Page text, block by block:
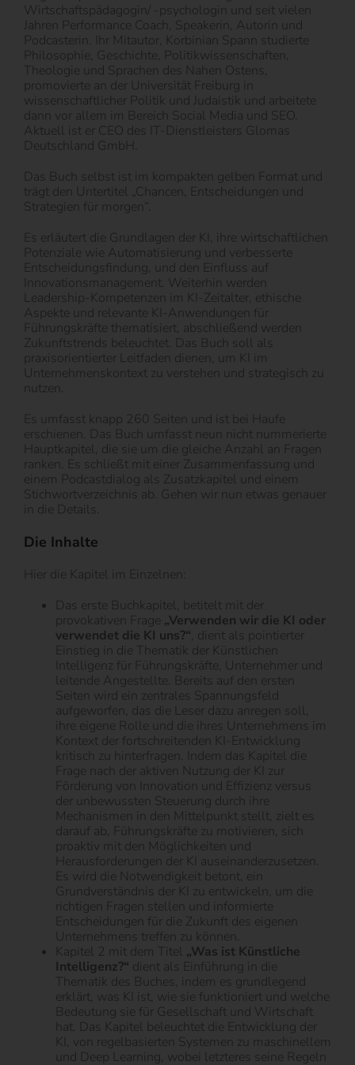
Wirtschaftspädagogin/ -psychologin und seit vielen
Jahren Performance Coach, Speakerin, Autorin und
Podcasterin. Ihr Mitautor, Korbinian Spann studierte
Philosophie, Geschichte, Politikwissenschaften,
Theologie und Sprachen des Nahen Ostens,
promovierte an der Universität Freiburg in
wissenschaftlicher Politik und Judaistik und arbeitete
dann vor allem im Bereich Social Media und SEO.
Aktuell ist er CEO des IT-Dienstleisters Glomas
Deutschland GmbH.
Das Buch selbst ist im kompakten gelben Format und
trägt den Untertitel „Chancen, Entscheidungen und
Strategien für morgen“.
Es erläutert die Grundlagen der KI, ihre wirtschaftlichen
Potenziale wie Automatisierung und verbesserte
Entscheidungsfindung, und den Einfluss auf
Innovationsmanagement. Weiterhin werden
Leadership-Kompetenzen im KI-Zeitalter, ethische
Aspekte und relevante KI-Anwendungen für
Führungskräfte thematisiert, abschließend werden
Zukunftstrends beleuchtet. Das Buch soll als
praxisorientierter Leitfaden dienen, um KI im
Unternehmenskontext zu verstehen und strategisch zu
nutzen.
Es umfasst knapp 260 Seiten und ist bei Haufe
erschienen. Das Buch umfasst neun nicht nummerierte
Hauptkapitel, die sie um die gleiche Anzahl an Fragen
ranken. Es schließt mit einer Zusammenfassung und
einem Podcastdialog als Zusatzkapitel und einem
Stichwortverzeichnis ab. Gehen wir nun etwas genauer
in die Details.
Die Inhalte
Hier die Kapitel im Einzelnen:
Das erste Buchkapitel, betitelt mit der
provokativen Frage „Verwenden wir die KI oder
verwendet die KI uns?“, dient als pointierter
Einstieg in die Thematik der Künstlichen
Intelligenz für Führungskräfte, Unternehmer und
leitende Angestellte. Bereits auf den ersten
Seiten wird ein zentrales Spannungsfeld
aufgeworfen, das die Leser dazu anregen soll,
ihre eigene Rolle und die ihres Unternehmens im
Kontext der fortschreitenden KI-Entwicklung
kritisch zu hinterfragen. Indem das Kapitel die
Frage nach der aktiven Nutzung der KI zur
Förderung von Innovation und Effizienz versus
der unbewussten Steuerung durch ihre
Mechanismen in den Mittelpunkt stellt, zielt es
darauf ab, Führungskräfte zu motivieren, sich
proaktiv mit den Möglichkeiten und
Herausforderungen der KI auseinanderzusetzen.
Es wird die Notwendigkeit betont, ein
Grundverständnis der KI zu entwickeln, um die
richtigen Fragen stellen und informierte
Entscheidungen für die Zukunft des eigenen
Unternehmens treffen zu können.
Kapitel 2 mit dem Titel „Was ist Künstliche
Intelligenz?“ dient als Einführung in die
Thematik des Buches, indem es grundlegend
erklärt, was KI ist, wie sie funktioniert und welche
Bedeutung sie für Gesellschaft und Wirtschaft
hat. Das Kapitel beleuchtet die Entwicklung der
KI, von regelbasierten Systemen zu maschinellem
und Deep Learning, wobei letzteres seine Regeln